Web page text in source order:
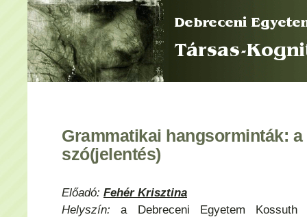
Grammatikai hangsorminták:
szó(jelentés)
Előadó: Fehér Krisztina
Helyszín: a Debreceni Egyetem